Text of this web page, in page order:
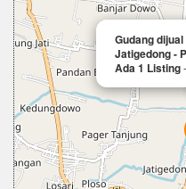
Gudang dijual
Jatigedong -
Ada 1 Listing-